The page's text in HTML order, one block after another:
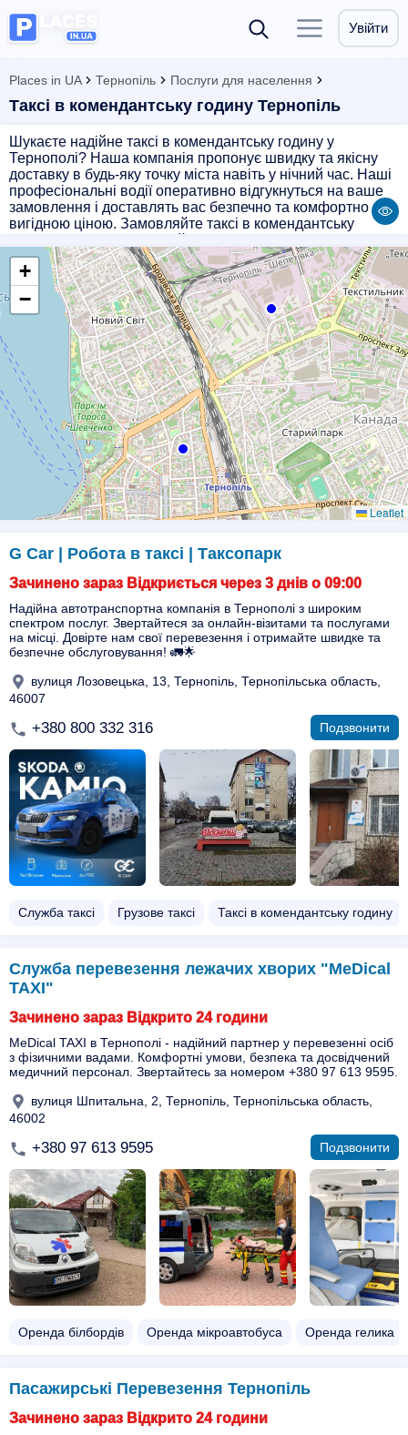
Увійти
Places in UA Тернопіль Послуги для населення
Таксі в комендантську годину Тернопіль
Шукаєте надійне таксі в комендантську годину у
Тернополі? Наша компанія пропонує швидку та якісну
доставку в будь-яку точку міста навіть у нічний час. Наші
професіональні водії оперативно відгукнуться на ваше
замовлення і доставлять вас безпечно та комфортно за
вигідною ціною. Замовляйте таксі в комендантську
+
−
Leaflet
G Car | Робота в таксі | Таксопарк
Зачинено зараз Відкриється через 3 днів о 09:00
Надійна автотранспортна компанія в Тернополі з широким
спектром послуг. Звертайтеся за онлайн-візитами та послугами
на місці. Довірте нам свої перевезення і отримайте швидке та
безпечне обслуговування! 🚛🌟
вулиця Лозовецька, 13, Тернопіль, Тернопільська область,
46007
+380 800 332 316 Подзвонити
Служба таксі Грузове таксі Таксі в комендантську годину
Служба перевезення лежачих хворих "MeDical
TAXI"
Зачинено зараз Відкрито 24 години
MeDical TAXI в Тернополі - надійний партнер у перевезенні осіб
з фізичними вадами. Комфортні умови, безпека та досвідчений
медичний персонал. Звертайтесь за номером +380 97 613 9595.
вулиця Шпитальна, 2, Тернопіль, Тернопільська область,
46002
+380 97 613 9595 Подзвонити
Оренда білбордів Оренда мікроавтобуса Оренда гелика
Пасажирські Перевезення Тернопіль
Зачинено зараз Відкрито 24 години